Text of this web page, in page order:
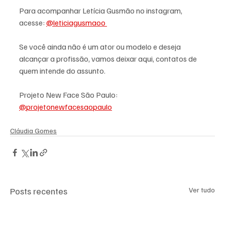
Para acompanhar Letícia Gusmão no instagram,
acesse: @leticiagusmaoo
Se você ainda não é um ator ou modelo e deseja
alcançar a profissão, vamos deixar aqui, contatos de
quem intende do assunto.
Projeto New Face São Paulo:
@projetonewfacesaopaulo
Cláudia Gomes
Posts recentes Ver tudo